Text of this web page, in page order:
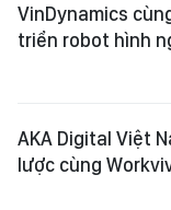
VinDynamics
triển robot hình
AKA Digital Việt
lược cùng